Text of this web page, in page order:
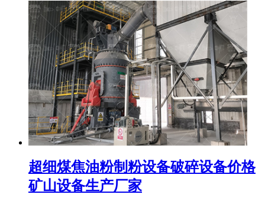
超细煤焦油粉制粉设备破碎设备价格
矿山设备生产厂家